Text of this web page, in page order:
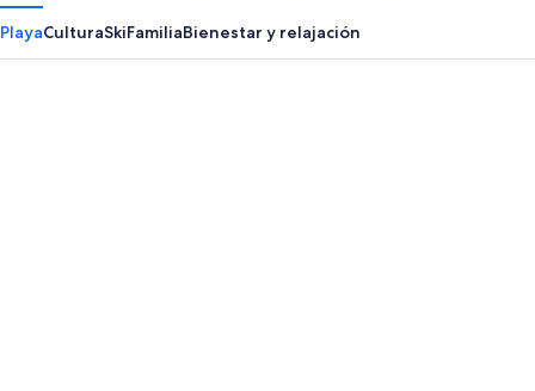
PlayaCulturaSkiFamiliaBienestar y relajación